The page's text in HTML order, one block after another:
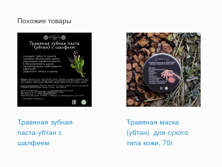
Похожие товары
Травяная зубная
паста-убтан с
шалфеем
Травяная маска
(убтан) для сухого
типа кожи, 70г